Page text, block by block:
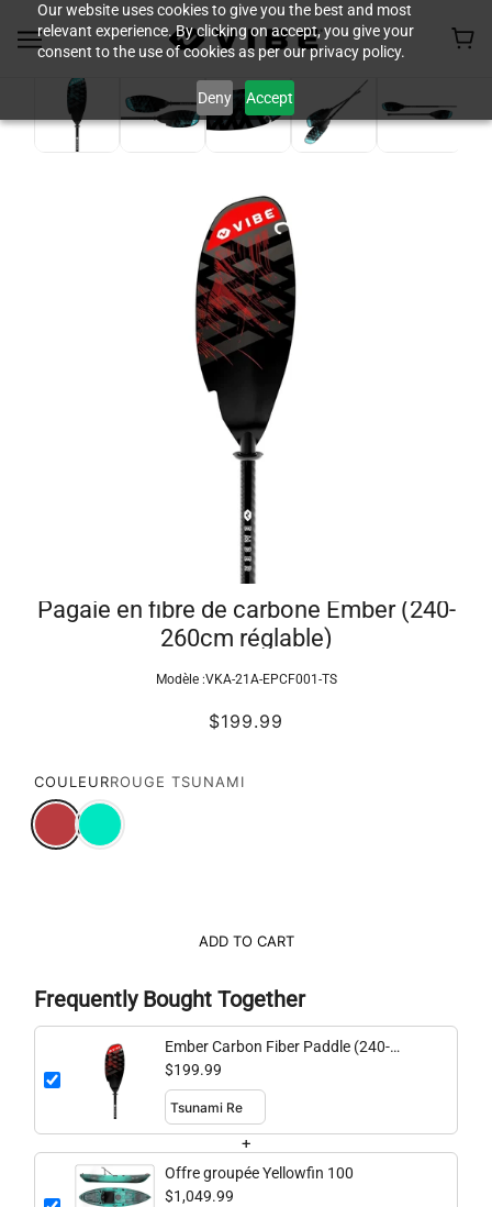
Our website uses cookies to give you the best and most
relevant experience. By clicking on accept, you give your
consent to the use of cookies as per our privacy policy.
Deny Accept
Pagaie en fibre de carbone Ember (240-
260cm réglable)
Modèle :VKA-21A-EPCF001-TS
$199.99
COULEURROUGE TSUNAMI
ADD TO CART
Frequently Bought Together
Ember Carbon Fiber Paddle (240-
260cm adjustable)
$199.99
+
Offre groupée Yellowfin 100
$1,049.99